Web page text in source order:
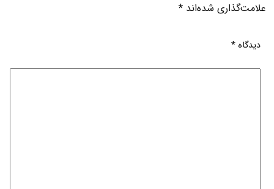
علامت‌گذاری شده‌اند*
دیدگاه*